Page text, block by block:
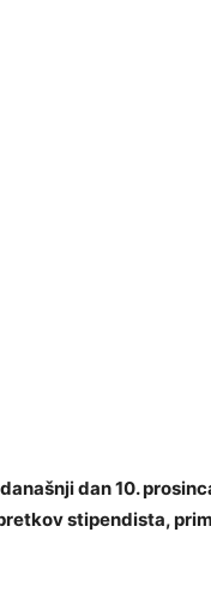
dan 10.
stipendista,